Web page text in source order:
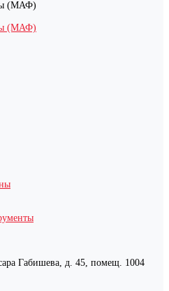
(МАФ)
(МАФ)
Габишева, д. 45, помещ. 1004